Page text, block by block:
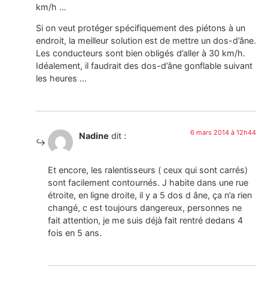
km/h …
Si on veut protéger spécifiquement des piétons à un
endroit, la meilleur solution est de mettre un dos-d’âne.
Les conducteurs sont bien obligés d’aller à 30 km/h.
Idéalement, il faudrait des dos-d’âne gonflable suivant
les heures …
Nadine dit : 6 mars 2014 à 12h44
Et encore, les ralentisseurs ( ceux qui sont carrés)
sont facilement contournés. J habite dans une rue
étroite, en ligne droite, il y a 5 dos d âne, ça n’a rien
changé, c est toujours dangereux, personnes ne
fait attention, je me suis déjà fait rentré dedans 4
fois en 5 ans.